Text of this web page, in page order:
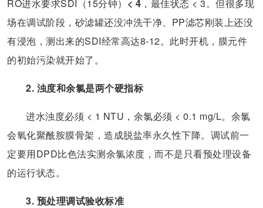
RO进水要求SDI（15分钟） < 4 ，最佳状态 < 3。但很多现
场在调试阶段，砂滤罐还没冲洗干净、PP滤芯刚装上还没
有浸泡，测出来的SDI经常高达8-12。此时开机，膜元件
的初始污染就开始了。
2. 浊度和余氯是两个硬指标
进水浊度必须 < 1 NTU，余氯必须 < 0.1 mg/L。余氯
会氧化聚酰胺膜骨架，造成脱盐率永久性下降。调试前一
定要用DPD比色法实测余氯浓度，而不是只看预处理设备
的运行状态。
3. 预处理调试验收标准